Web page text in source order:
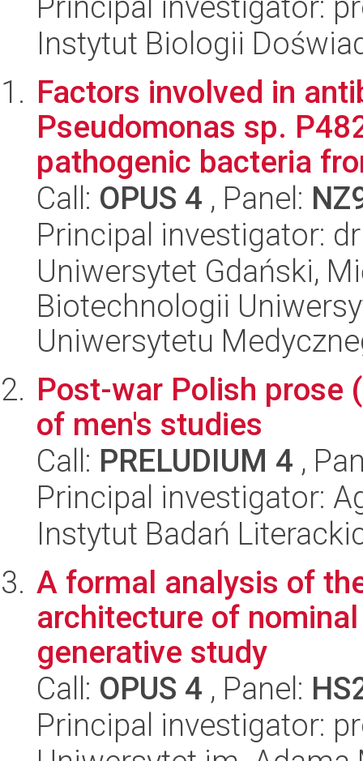
Instytut Biologii
Factors involved in
Pseudomonas sp.
pathogenic bacteria
Call: OPUS 4 , Panel:
Principal investigator:
Uniwersytet Gdański,
Biotechnologii
Uniwersytetu
Post-war Polish prose
of men's studies
Call: PRELUDIUM 4 ,
Principal investigator:
Instytut Badań
A formal analysis of
architecture of
generative study
Call: OPUS 4 , Panel:
Principal investigator: